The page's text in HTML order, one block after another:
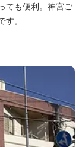
ても便利。神宮ご
。